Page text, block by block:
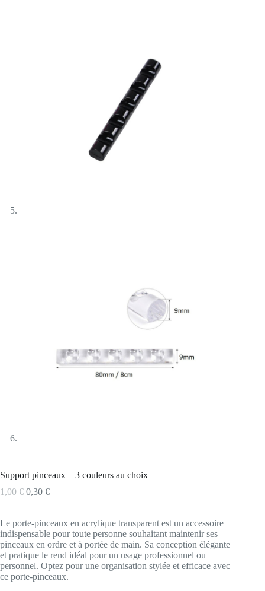
Support pinceaux – 3 couleurs au choix
1,00€ 0,30 €
Le porte-pinceaux en acrylique transparent est un accessoire
indispensable pour toute personne souhaitant maintenir ses
pinceaux en ordre et à portée de main. Sa conception élégante
et pratique le rend idéal pour un usage professionnel ou
personnel. Optez pour une organisation stylée et efficace avec
ce porte-pinceaux.